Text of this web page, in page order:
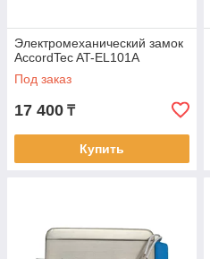
Электромеханический замок
AccordTec AT-EL101A
Под заказ
17 400 ₸
Купить